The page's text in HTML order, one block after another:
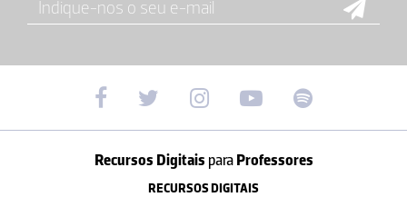
Recursos Digitais paraProfessores
RECURSOS DIGITAIS